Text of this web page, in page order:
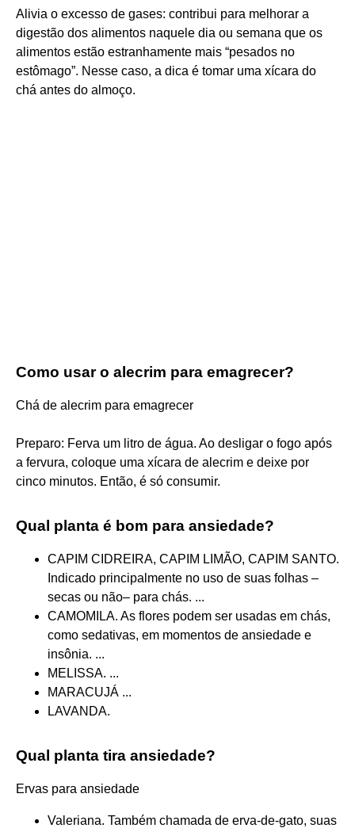
Alivia o excesso de gases: contribui para melhorar a
digestão dos alimentos naquele dia ou semana que os
alimentos estão estranhamente mais “pesados no
estômago”. Nesse caso, a dica é tomar uma xícara do
chá antes do almoço.
Como usar o alecrim para emagrecer?
Chá de alecrim para emagrecer
Preparo: Ferva um litro de água. Ao desligar o fogo após
a fervura, coloque uma xícara de alecrim e deixe por
cinco minutos. Então, é só consumir.
Qual planta é bom para ansiedade?
CAPIM CIDREIRA, CAPIM LIMÃO, CAPIM SANTO.
Indicado principalmente no uso de suas folhas –
secas ou não– para chás. ...
CAMOMILA. As flores podem ser usadas em chás,
como sedativas, em momentos de ansiedade e
insônia. ...
MELISSA. ...
MARACUJÁ ...
LAVANDA.
Qual planta tira ansiedade?
Ervas para ansiedade
Valeriana. Também chamada de erva-de-gato, suas